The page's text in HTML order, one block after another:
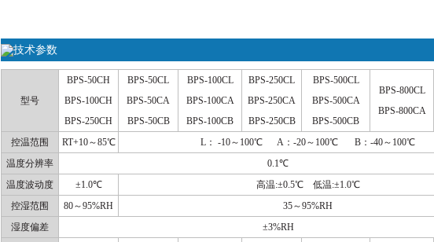
技术参数
型号
BPS-50CH
BPS-100CH
BPS-250CH
BPS-50CL
BPS-50CA
BPS-50CB
BPS-100CL
BPS-100CA
BPS-100CB
BPS-250CL
BPS-250CA
BPS-250CB
BPS-500CL
BPS-500CA
BPS-500CB
BPS-800CL
BPS-800CA
控温范围 RT+10～85℃ L ： -10～ 100℃ A ：-20～ 100℃ B ：-40～ 100℃
温度分辨率
0.1℃
温度波动度
±1.0℃ 高温:±0.5℃ 低温:±1.0℃
控湿范围
80～95%RH 35～95%RH
湿度偏差
±3%RH